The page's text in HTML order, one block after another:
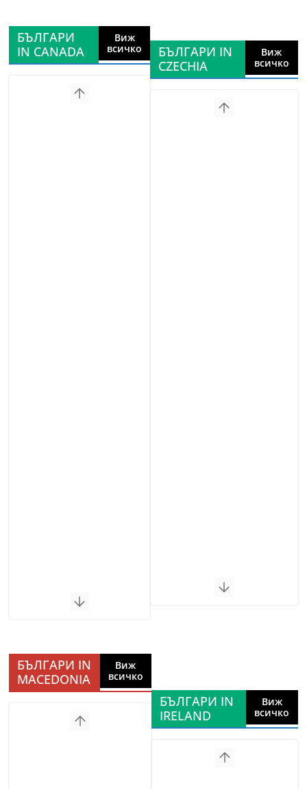
БЪЛГАРИ
IN CANADA
Виж
всичко
БЪЛГАРИ IN
CZECHIA
Виж
всичко
БЪЛГАРИ IN
MACEDONIA
Виж
всичко
БЪЛГАРИ IN
IRELAND
Виж
всичко